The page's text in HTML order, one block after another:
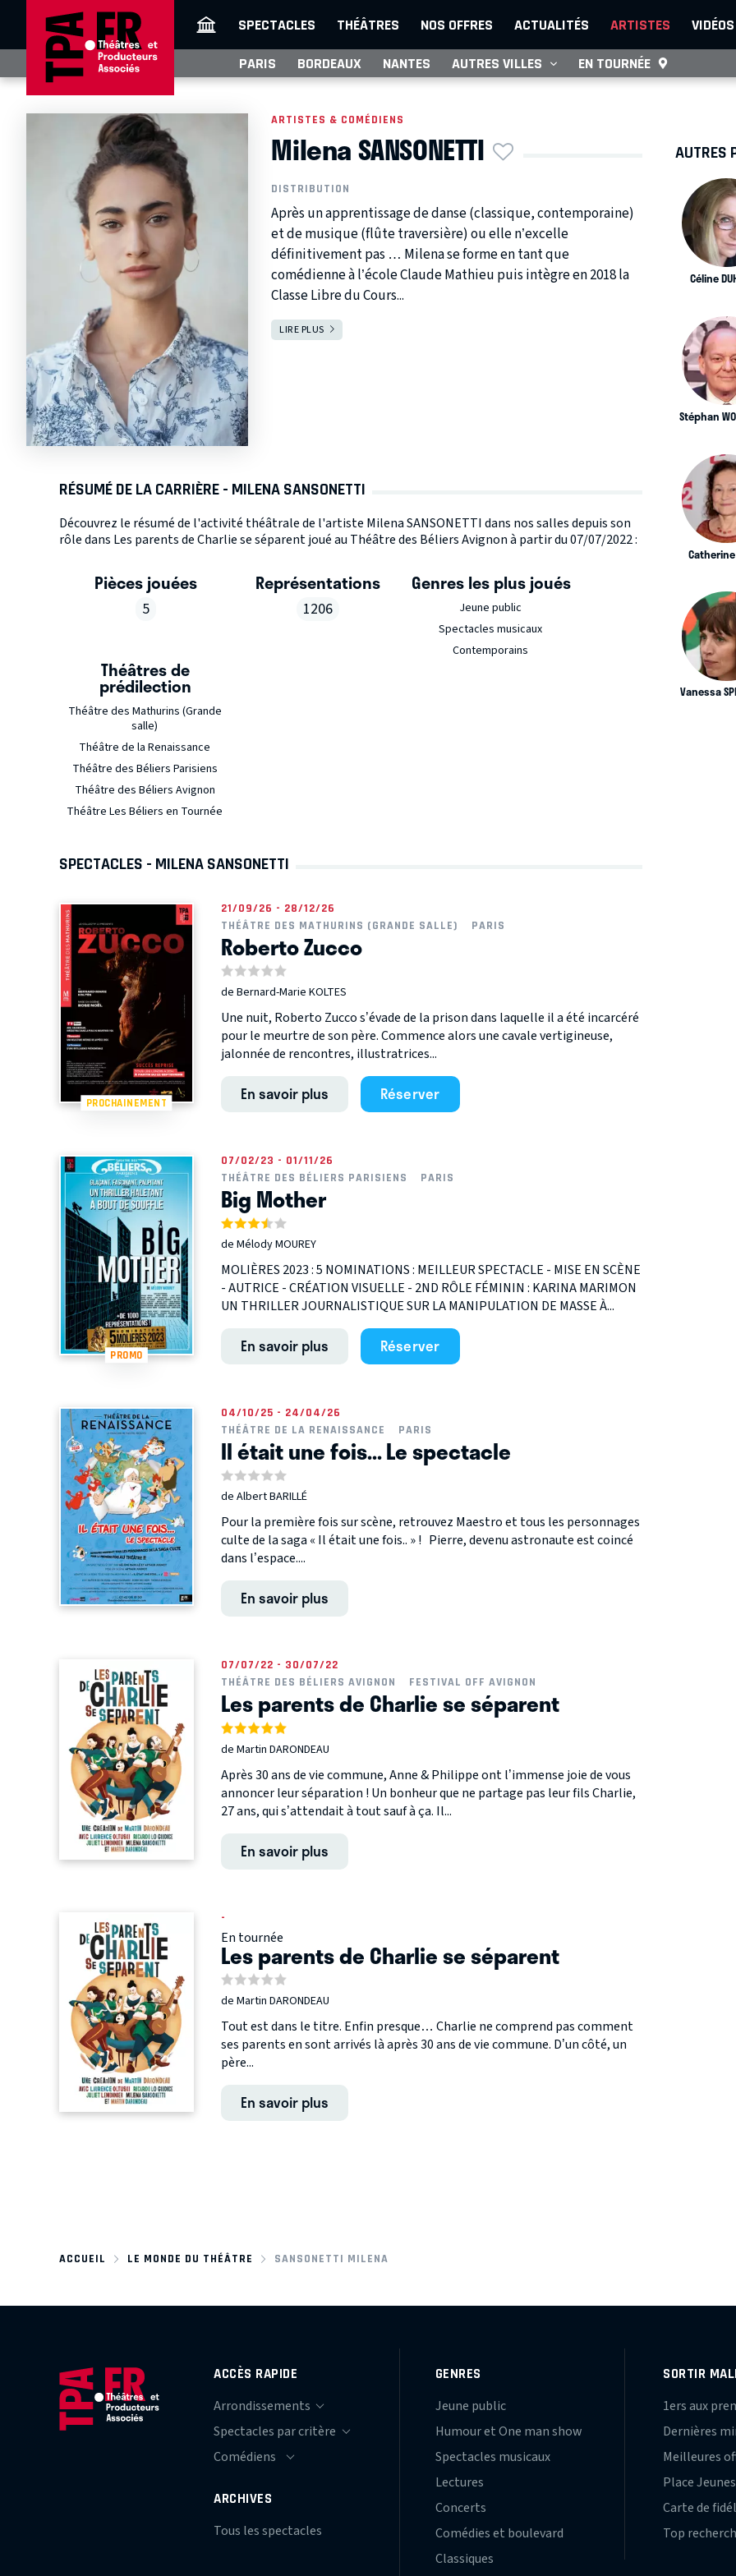
SPECTACLES THÉÂTRES NOS OFFRES ACTUALITÉS ARTISTES VIDÉOS
PARIS BORDEAUX NANTES AUTRES VILLES EN TOURNÉE
ARTISTES & COMÉDIENS
Milena SANSONETTI
DISTRIBUTION
Après un apprentissage de danse (classique, contemporaine)
et de musique (flûte traversière) ou elle n’excelle
définitivement pas … Milena se forme en tant que
comédienne à l’école Claude Mathieu puis intègre en 2018 la
Classe Libre du Cours...
LIRE PLUS
RÉSUMÉ DE LA CARRIÈRE - MILENA SANSONETTI
Découvrez le résumé de l'activité théâtrale de l'artiste Milena SANSONETTI dans nos salles depuis son
rôle dans Les parents de Charlie se séparent joué au Théâtre des Béliers Avignon à partir du 07/07/2022 :
Pièces jouées
5
Représentations
1206
Genres les plus joués
Jeune public
Spectacles musicaux
Contemporains
Théâtres de
prédilection
Théâtre des Mathurins (Grande
salle)
Théâtre de la Renaissance
Théâtre des Béliers Parisiens
Théâtre des Béliers Avignon
Théâtre Les Béliers en Tournée
SPECTACLES - MILENA SANSONETTI
PROCHAINEMENT
21/09/26 - 28/12/26
THÉÂTRE DES MATHURINS (GRANDE SALLE)
PARIS
Roberto Zucco
de Bernard-Marie KOLTES
Une nuit, Roberto Zucco s’évade de la prison dans laquelle il a été incarcéré
pour le meurtre de son père. Commence alors une cavale vertigineuse,
jalonnée de rencontres, illustratrices...
En savoir plus Réserver
PROMO
07/02/23 - 01/11/26
THÉÂTRE DES BÉLIERS PARISIENS
PARIS
Big Mother
de Mélody MOUREY
MOLIÈRES 2023 : 5 NOMINATIONS : MEILLEUR SPECTACLE - MISE EN SCÈNE
- AUTRICE - CRÉATION VISUELLE - 2ND RÔLE FÉMININ : KARINA MARIMON
UN THRILLER JOURNALISTIQUE SUR LA MANIPULATION DE MASSE À...
En savoir plus Réserver
04/10/25 - 24/04/26
THÉÂTRE DE LA RENAISSANCE
PARIS
Il était une fois... Le spectacle
de Albert BARILLÉ
Pour la première fois sur scène, retrouvez Maestro et tous les personnages
culte de la saga « Il était une fois.. » ! Pierre, devenu astronaute est coincé
dans l’espace....
En savoir plus
07/07/22 - 30/07/22
THÉÂTRE DES BÉLIERS AVIGNON
FESTIVAL OFF AVIGNON
Les parents de Charlie se séparent
de Martin DARONDEAU
Après 30 ans de vie commune, Anne & Philippe ont l’immense joie de vous
annoncer leur séparation ! Un bonheur que ne partage pas leur fils Charlie,
27 ans, qui s’attendait à tout sauf à ça. Il...
En savoir plus
-
En tournée
Les parents de Charlie se séparent
de Martin DARONDEAU
Tout est dans le titre. Enfin presque… Charlie ne comprend pas comment
ses parents en sont arrivés là après 30 ans de vie commune. D’un côté, un
père...
En savoir plus
AUTRES
Céline
Stéphan
Catherine
Vanessa
ACCUEIL LE MONDE DU THÉÂTRE SANSONETTI MILENA
ACCÈS RAPIDE
ARCHIVES
Tous les spectacles
GENRES
Jeune public
Humour et One man show
Spectacles musicaux
Lectures
Concerts
Comédies et boulevard
Classiques
SORTIR
1ers aux
Dernières
Meilleures
Place Jeunes
Carte de
Top